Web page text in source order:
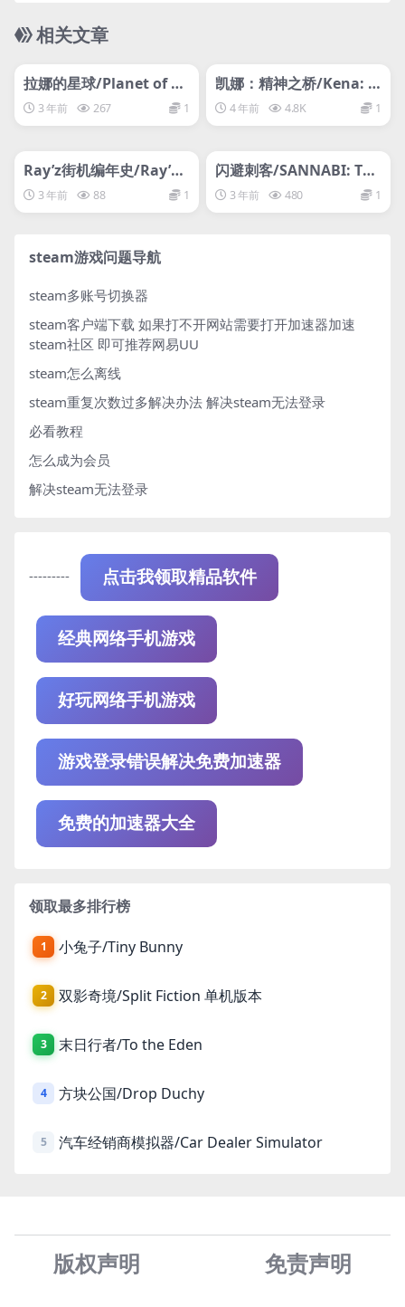
相关文章
网盘下载游戏
拉娜的星球/Planet of La
na3 年前 267 1
网盘下载游戏
凯娜：精神之桥/Kena: B
ridge of Spirits
4 年前 4.8K 1
网盘下载游戏
Ray’z街机编年史/Ray’z
Arcade Chronology
3 年前 88 1
网盘下载游戏
闪避刺客/SANNABI: The
Revenant
3 年前 480 1
steam游戏问题导航
steam多账号切换器
steam客户端下载 如果打不开网站需要打开加速器加速
steam社区 即可推荐网易UU
steam怎么离线
steam重复次数过多解决办法 解决steam无法登录
必看教程
怎么成为会员
解决steam无法登录
--------- 点击我领取精品软件
经典网络手机游戏
好玩网络手机游戏
游戏登录错误解决免费加速器
免费的加速器大全
领取最多排行榜
1 小兔子/Tiny Bunny
2 双影奇境/Split Fiction 单机版本
3 末日行者/To the Eden
4 方块公国/Drop Duchy
5 汽车经销商模拟器/Car Dealer Simulator
版权声明 免责声明